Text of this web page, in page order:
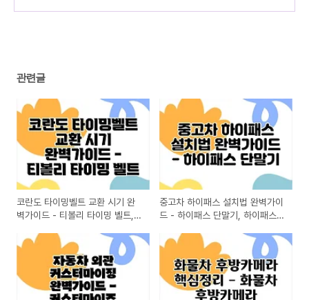
관련글
코란도 타이밍벨트 교환 시기 완
벽가이드 - 티볼리 타이밍 벨트,
벨트
중고차 하이패스 설치법 완벽가이
드 - 하이패스 단말기, 하이패스